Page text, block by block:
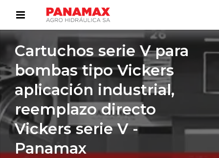
Cartuchos serie V para
bombas tipo Vickers
aplicación industrial,
reemplazo directo
Vickers serie V -
Panamax